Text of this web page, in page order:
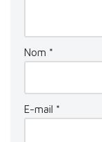
Nom *
E-mail *